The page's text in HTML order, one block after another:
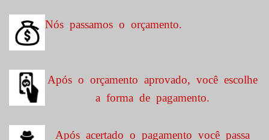
Nós passamos o orçamento.
Após o orçamento aprovado, você escolhe
a forma de pagamento.
Após acertado o pagamento você passa